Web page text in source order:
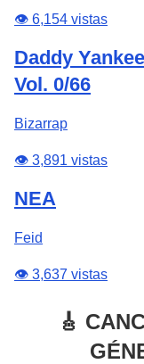
👁️ 6,154 vistas
Daddy
Vol. 0/66
Bizarrap
👁️ 3,891 vistas
NEA
Feid
👁️ 3,637 vistas
🎸